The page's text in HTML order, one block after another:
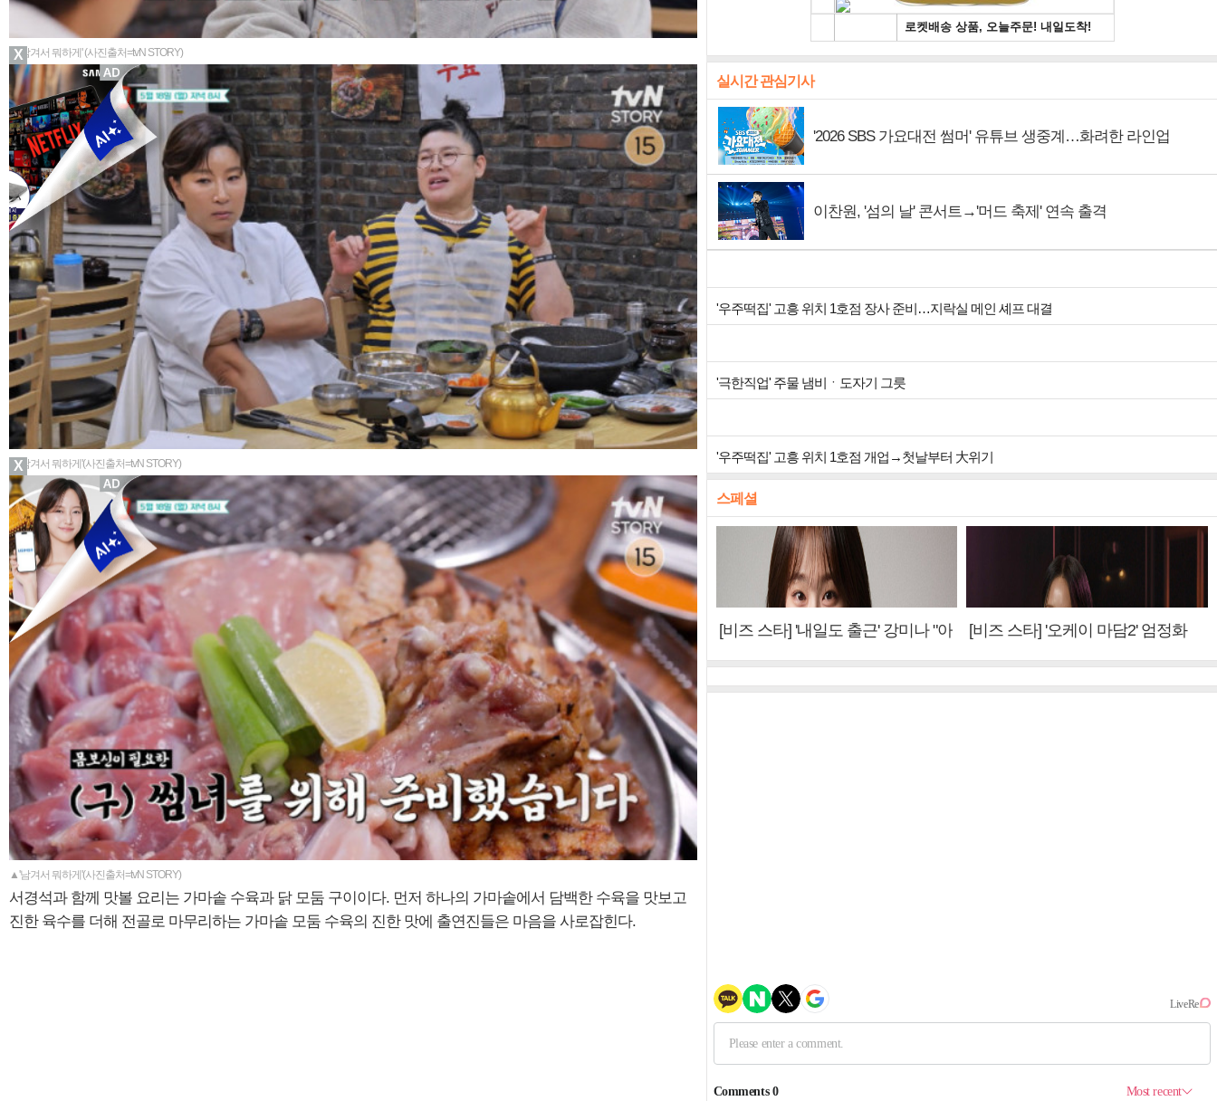
▲'남겨서 뭐하게' (사진출처=tvN STORY)
▲'남겨서 뭐하게'(사진출처=tvN STORY)
▲'남겨서 뭐하게'(사진출처=tvN STORY)
서경석과 함께 맛볼 요리는 가마솥 수육과 닭 모둠 구이이다. 먼저 하나의 가마솥에서 담백한 수육을 맛보고
진한 육수를 더해 전골로 마무리하는 가마솥 모둠 수육의 진한 맛에 출연진들은 마음을 사로잡힌다.
실시간 관심기사
'2026 SBS 가요대전 썸머' 유튜브 생중계…화려한 라인업
이찬원, '섬의 날' 콘서트→'머드 축제' 연속 출격
'우주떡집' 고흥 위치 1호점 장사 준비…지락실 메인 셰프 대결
'극한직업' 주물 냄비ㆍ도자기 그릇
'우주떡집' 고흥 위치 1호점 개업→첫날부터 大위기
스페셜
[비즈 스타] '내일도 출근' 강미나 "아
[비즈 스타] '오케이 마담2' 엄정화
X
X